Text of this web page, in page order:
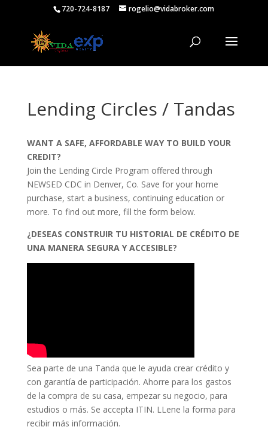
720-724-8187 rogelio@vidabroker.com
Lending Circles / Tandas
WANT A SAFE, AFFORDABLE WAY TO BUILD YOUR
CREDIT?
Join the Lending Circle Program offered through
NEWSED CDC in Denver, Co. Save for your home
purchase, start a business, continuing education or
more. To find out more, fill the form below.
¿DESEAS CONSTRUIR TU HISTORIAL DE CRÉDITO DE
UNA MANERA SEGURA Y ACCESIBLE?
Sea parte de una Tanda que le ayuda crear crédito y
con garantía de participación. Ahorre para los gastos
de la compra de su casa, empezar su negocio, para
estudios o más. Se accepta ITIN. LLene la forma para
recibir más información.